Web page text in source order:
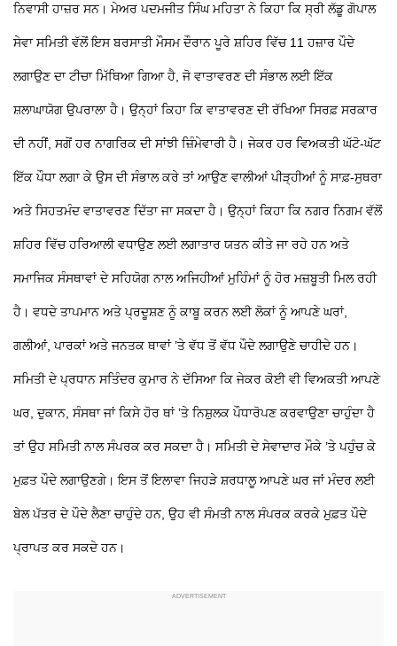
ਨਿਵਾਸੀ ਹਾਜ਼ਰ ਸਨ। ਮੇਅਰ ਪਦਮਜੀਤ ਸਿੰਘ ਮਹਿਤਾ ਨੇ ਕਿਹਾ ਕਿ ਸ੍ਰੀ ਲੱਡੂ ਗੋਪਾਲ
ਸੇਵਾ ਸਮਿਤੀ ਵੱਲੋਂ ਇਸ ਬਰਸਾਤੀ ਮੌਸਮ ਦੌਰਾਨ ਪੂਰੇ ਸ਼ਹਿਰ ਵਿੱਚ 11 ਹਜ਼ਾਰ ਪੌਦੇ
ਲਗਾਉਣ ਦਾ ਟੀਚਾ ਮਿੱਥਿਆ ਗਿਆ ਹੈ, ਜੋ ਵਾਤਾਵਰਣ ਦੀ ਸੰਭਾਲ ਲਈ ਇੱਕ
ਸ਼ਲਾਘਾਯੋਗ ਉਪਰਾਲਾ ਹੈ। ਉਨ੍ਹਾਂ ਕਿਹਾ ਕਿ ਵਾਤਾਵਰਣ ਦੀ ਰੱਖਿਆ ਸਿਰਫ਼ ਸਰਕਾਰ
ਦੀ ਨਹੀਂ, ਸਗੋਂ ਹਰ ਨਾਗਰਿਕ ਦੀ ਸਾਂਝੀ ਜ਼ਿੰਮੇਵਾਰੀ ਹੈ। ਜੇਕਰ ਹਰ ਵਿਅਕਤੀ ਘੱਟੋ-ਘੱਟ
ਇੱਕ ਪੌਧਾ ਲਗਾ ਕੇ ਉਸ ਦੀ ਸੰਭਾਲ ਕਰੇ ਤਾਂ ਆਉਣ ਵਾਲੀਆਂ ਪੀੜ੍ਹੀਆਂ ਨੂੰ ਸਾਫ਼-ਸੁਥਰਾ
ਅਤੇ ਸਿਹਤਮੰਦ ਵਾਤਾਵਰਣ ਦਿੱਤਾ ਜਾ ਸਕਦਾ ਹੈ। ਉਨ੍ਹਾਂ ਕਿਹਾ ਕਿ ਨਗਰ ਨਿਗਮ ਵੱਲੋਂ
ਸ਼ਹਿਰ ਵਿੱਚ ਹਰਿਆਲੀ ਵਧਾਉਣ ਲਈ ਲਗਾਤਾਰ ਯਤਨ ਕੀਤੇ ਜਾ ਰਹੇ ਹਨ ਅਤੇ
ਸਮਾਜਿਕ ਸੰਸਥਾਵਾਂ ਦੇ ਸਹਿਯੋਗ ਨਾਲ ਅਜਿਹੀਆਂ ਮੁਹਿੰਮਾਂ ਨੂੰ ਹੋਰ ਮਜ਼ਬੂਤੀ ਮਿਲ ਰਹੀ
ਹੈ। ਵਧਦੇ ਤਾਪਮਾਨ ਅਤੇ ਪ੍ਰਦੂਸ਼ਣ ਨੂੰ ਕਾਬੂ ਕਰਨ ਲਈ ਲੋਕਾਂ ਨੂੰ ਆਪਣੇ ਘਰਾਂ,
ਗਲੀਆਂ, ਪਾਰਕਾਂ ਅਤੇ ਜਨਤਕ ਥਾਵਾਂ ’ਤੇ ਵੱਧ ਤੋਂ ਵੱਧ ਪੌਦੇ ਲਗਾਉਣੇ ਚਾਹੀਦੇ ਹਨ।
ਸਮਿਤੀ ਦੇ ਪ੍ਰਧਾਨ ਸਤਿੰਦਰ ਕੁਮਾਰ ਨੇ ਦੱਸਿਆ ਕਿ ਜੇਕਰ ਕੋਈ ਵੀ ਵਿਅਕਤੀ ਆਪਣੇ
ਘਰ, ਦੁਕਾਨ, ਸੰਸਥਾ ਜਾਂ ਕਿਸੇ ਹੋਰ ਥਾਂ ’ਤੇ ਨਿਸ਼ੁਲਕ ਪੌਧਾਰੋਪਣ ਕਰਵਾਉਣਾ ਚਾਹੁੰਦਾ ਹੈ
ਤਾਂ ਉਹ ਸਮਿਤੀ ਨਾਲ ਸੰਪਰਕ ਕਰ ਸਕਦਾ ਹੈ। ਸਮਿਤੀ ਦੇ ਸੇਵਾਦਾਰ ਮੌਕੇ ’ਤੇ ਪਹੁੰਚ ਕੇ
ਮੁਫ਼ਤ ਪੌਦੇ ਲਗਾਉਣਗੇ। ਇਸ ਤੋਂ ਇਲਾਵਾ ਜਿਹੜੇ ਸ਼ਰਧਾਲੂ ਆਪਣੇ ਘਰ ਜਾਂ ਮੰਦਰ ਲਈ
ਬੇਲ ਪੱਤਰ ਦੇ ਪੌਦੇ ਲੈਣਾ ਚਾਹੁੰਦੇ ਹਨ, ਉਹ ਵੀ ਸੰਮਤੀ ਨਾਲ ਸੰਪਰਕ ਕਰਕੇ ਮੁਫ਼ਤ ਪੌਦੇ
ਪ੍ਰਾਪਤ ਕਰ ਸਕਦੇ ਹਨ।